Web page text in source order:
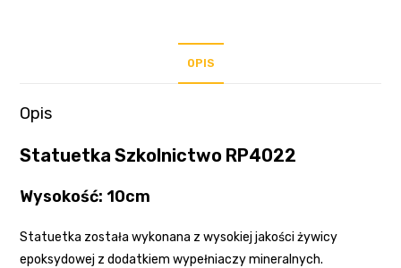
OPIS
Opis
Statuetka Szkolnictwo RP4022
Wysokość: 10cm
Statuetka została wykonana z wysokiej jakości żywicy
epoksydowej z dodatkiem wypełniaczy mineralnych.